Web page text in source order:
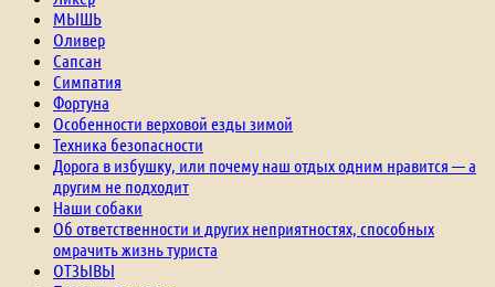
МЫШЬ
Оливер
Сапсан
Симпатия
Фортуна
Особенности верховой езды зимой
Техника безопасности
Дорога в избушку, или почему наш отдых одним нравится — а
другим не подходит
Наши собаки
Об ответственности и других неприятностях, способных
омрачить жизнь туриста
ОТЗЫВЫ